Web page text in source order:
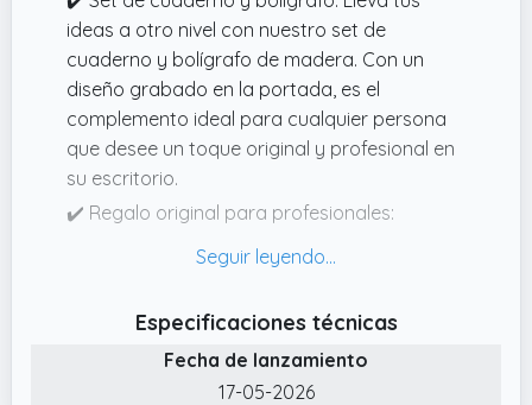
que permite la colaboración en notas de
reuniones, planes de proyectos o bocetos sin
dejar residuos para un flujo de trabajo
eficiente.
ideas a otro nivel con nuestro set de
cuaderno y bolígrafo de madera. Con un
diseño grabado en la portada, es el
complemento ideal para cualquier persona
que desee un toque original y profesional en
su escritorio.
✔️ Regalo original para profesionales:
con un regalo único y significativo. Nuestro
oficios, de 80 hojas rayadas y un bolígrafo
natural, es perfecto para cualquier ocasión y
muestra tu aprecio de manera especial
Especificaciones técnicas
Fecha de lanzamiento
17-05-2026